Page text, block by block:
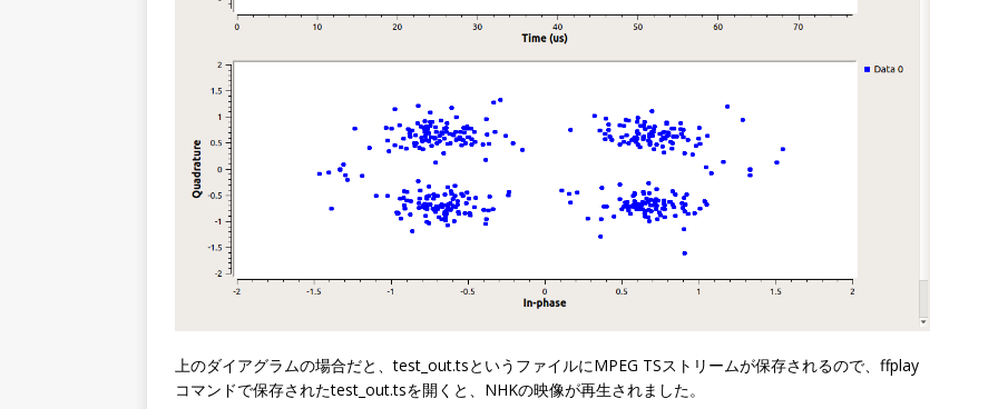
上のダイアグラムの場合だと、test_out.tsというファイルにMPEG TSストリームが保存されるので、ffplay
コマンドで保存されたtest_out.tsを開くと、NHKの映像が再生されました。